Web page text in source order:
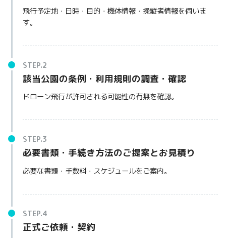
飛行予定地・日時・目的・機体情報・操縦者情報を伺いま
す。
該当公園の条例・利用規則の調査・確認
ドローン飛行が許可される可能性の有無を確認。
必要書類・手続き方法のご提案とお見積り
必要な書類・手数料・スケジュールをご案内。
正式ご依頼・契約